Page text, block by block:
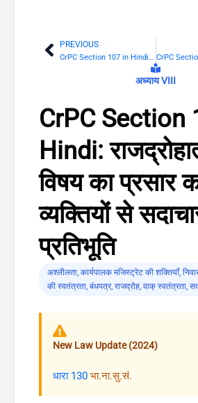
Prev
PREVIOUS
CrPC Section 107 in Hindi: अन्य मामलों में शांति बनाए रखने के लिए प्रतिभूति
अध्याय VIII
CrPC Section
Hindi:
विषय का प्रसार
व्यक्तियों से
प्रतिभूति
अश्लीलता, कार्यपालक मजिस्ट्रेट की शक्तियाँ,
की स्वतंत्रता, बंधपत्र, राजद्रोह, वाक् स्वतंत्रता,
New Law Update (2024)
धारा 130 भा.ना.सु.सं.